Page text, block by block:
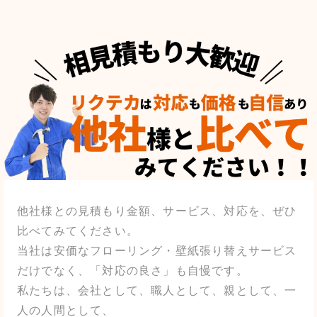
他社様との見積もり金額、サービス、対応を、ぜひ
比べてみてください。
当社は安価なフローリング・壁紙張り替えサービス
だけでなく、「対応の良さ」も自慢です。
私たちは、会社として、職人として、親として、一
人の人間として、